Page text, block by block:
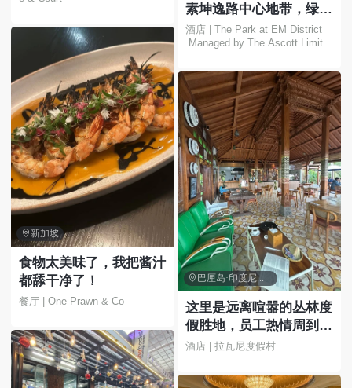
素坤逸路中心地带，绿树
环绕，尽享都市繁华，放
松身心🍃✨
酒店 | The Park at EM District
Managed by The Ascott Limite
 巴厘岛·印度尼西亚
这里是远离喧嚣的丛林度
假胜地，员工热情周到，
食物美味可口，地理位置
们非常享受在这里的每一
酒店 | 拉瓦尼度假村
 新加坡
食物太美味了，我把酱汁
都舔干净了！
餐厅 | One Prawn & Co